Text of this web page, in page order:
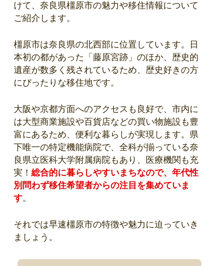
けて、奈良県橿原市の魅力や移住情報について
ご紹介します。
橿原市は奈良県の北西部に位置しています。日
本初の都があった「藤原宮跡」のほか、歴史的
遺産が数多く残されているため、歴史好きの方
にぴったりな移住地です。
大阪や京都方面へのアクセスも良好で、市内に
は大型商業施設や百貨店などの買い物施設も豊
富にあるため、便利な暮らしが実現します。県
下唯一の特定機能病院で、全科が揃っている奈
良県立医科大学附属病院もあり、医療機関も充
実！ 総合的に暮らしやすいまちなので、年代性
別問わず移住希望者からの注目を集めていま
す。
それでは早速橿原市の特徴や魅力に迫っていき
ましょう。